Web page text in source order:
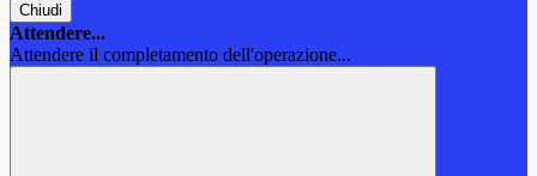
Chiudi
Attendere...
Attendere il completamento dell'operazione...